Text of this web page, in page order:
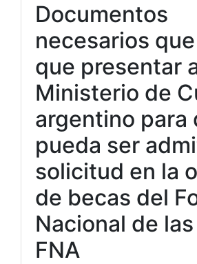
Documentos
necesarios
que presentar
Ministerio de
argentino para
pueda ser
solicitud en la
de becas del
Nacional de
FNA